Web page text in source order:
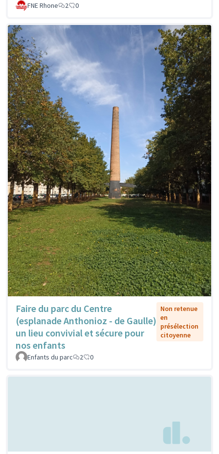
FNE Rhone
2 0
Faire du parc du Centre
(esplanade Anthonioz - de Gaulle)
un lieu convivial et sécure pour
nos enfants
Non retenue
en
présélection
citoyenne
Enfants du parc 2 0